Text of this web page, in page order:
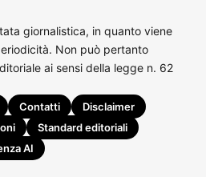
giornalistica, in quanto viene
Non può pertanto
ai sensi della legge n. 62
Contatti
Disclaimer
Standard editoriali
AI